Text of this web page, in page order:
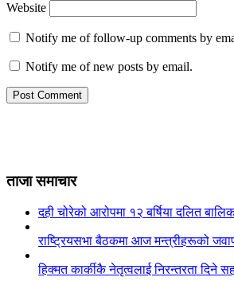
Website
Notify me of follow-up comments by
Notify me of new posts by email.
ताजा समाचार
दही चोरेको आरोपमा १२ बर्षिया दलित
राष्ट्रियसभा बैठकमा आज मन्त्रीहरूको
हिक्मत कार्कीकै नेतृत्वलाई निरन्तरता दिने